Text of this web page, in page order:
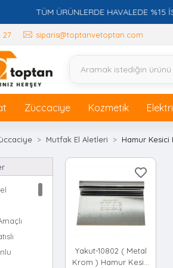
TÜM ÜRÜNLERDE HAVALEDE %15
27 siparis@toptanvetoptan.com
Züccaciye Kozmetik
Mutfak El Aletleri Hamur Kesici
Yakut-10802 ( Metal
Krom ) Hamur Kesici